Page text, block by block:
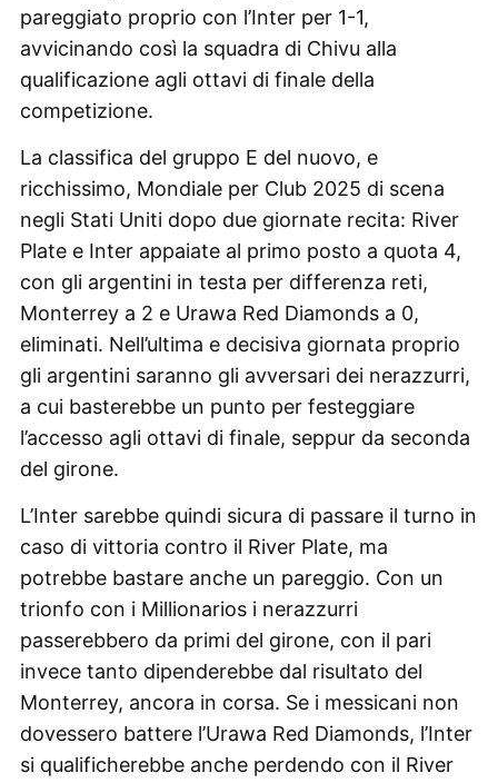
pareggiato proprio con l’Inter per 1-1,
avvicinando così la squadra di Chivu alla
qualificazione agli ottavi di finale della
competizione.
La classifica del gruppo E del nuovo, e
ricchissimo, Mondiale per Club 2025 di scena
negli Stati Uniti dopo due giornate recita: River
Plate e Inter appaiate al primo posto a quota 4,
con gli argentini in testa per differenza reti,
Monterrey a 2 e Urawa Red Diamonds a 0,
eliminati. Nell’ultima e decisiva giornata proprio
gli argentini saranno gli avversari dei nerazzurri,
a cui basterebbe un punto per festeggiare
l’accesso agli ottavi di finale, seppur da seconda
del girone.
L’Inter sarebbe quindi sicura di passare il turno in
caso di vittoria contro il River Plate, ma
potrebbe bastare anche un pareggio. Con un
trionfo con i Millionarios i nerazzurri
passerebbero da primi del girone, con il pari
invece tanto dipenderebbe dal risultato del
Monterrey, ancora in corsa. Se i messicani non
dovessero battere l’Urawa Red Diamonds, l’Inter
si qualificherebbe anche perdendo con il River